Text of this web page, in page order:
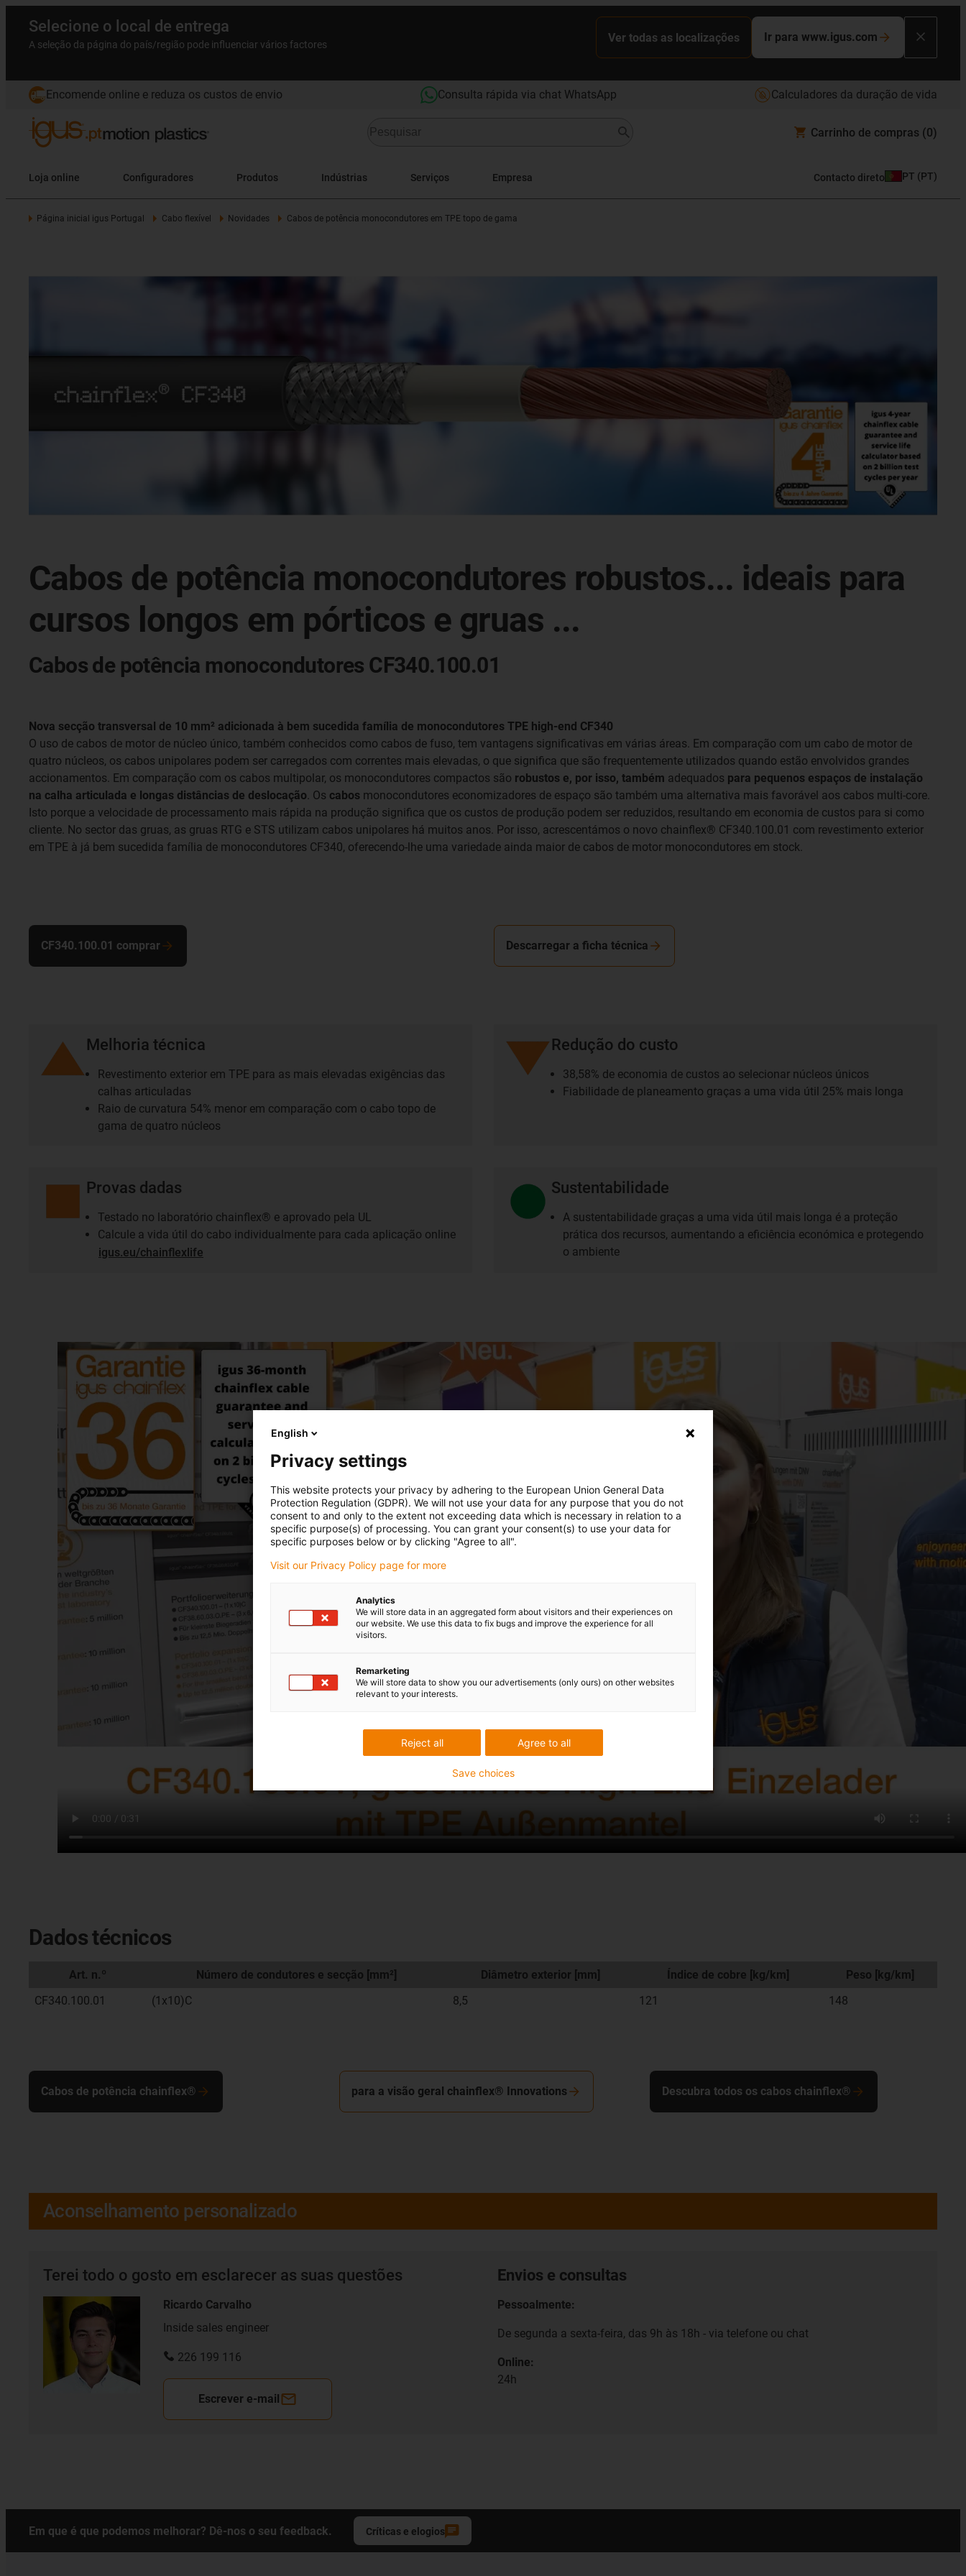
Selecione o local de entrega
A seleção da página do país/região pode influenciar vários factores
Ver todas as localizações Ir para www.igus.com
Encomende online e reduza os custos de envio Consulta rápida via chat WhatsApp Calculadores da duração de vida
Carrinho de compras (0)
Loja online Configuradores Produtos Indústrias Serviços Empresa Contacto direto PT (PT)
Página inicial igus Portugal Cabo flexível Novidades Cabos de potência monocondutores em TPE topo de gama
Cabos de potência monocondutores robustos... ideais para
cursos longos em pórticos e gruas ...
Cabos de potência monocondutores CF340.100.01
Nova secção transversal de 10 mm² adicionada à bem sucedida família de monocondutores TPE high-end CF340
O uso de cabos de motor de núcleo único, também conhecidos como cabos de fuso, tem vantagens significativas em várias áreas. Em comparação com um cabo de motor de
quatro núcleos, os cabos unipolares podem ser carregados com correntes mais elevadas, o que significa que são frequentemente utilizados quando estão envolvidos grandes
accionamentos. Em comparação com os cabos multipolar, os monocondutores compactos são robustos e, por isso, também adequados para pequenos espaços de instalação
na calha articulada e longas distâncias de deslocação . Os cabos monocondutores economizadores de espaço são também uma alternativa mais favorável aos cabos multi-core.
Isto porque a velocidade de processamento mais rápida na produção significa que os custos de produção podem ser reduzidos, resultando em economia de custos para si como
cliente. No sector das gruas, as gruas RTG e STS utilizam cabos unipolares há muitos anos. Por isso, acrescentámos o novo chainflex® CF340.100.01 com revestimento exterior
em TPE à já bem sucedida família de monocondutores CF340, oferecendo-lhe uma variedade ainda maior de cabos de motor monocondutores em stock.
CF340.100.01 comprar Descarregar a ficha técnica
Melhoria técnica
Revestimento exterior em TPE para as mais elevadas exigências das
calhas articuladas
Raio de curvatura 54% menor em comparação com o cabo topo de
gama de quatro núcleos
Redução do custo
38,58% de economia de custos ao selecionar núcleos únicos
Fiabilidade de planeamento graças a uma vida útil 25% mais longa
Provas dadas
Testado no laboratório chainflex® e aprovado pela UL
Calcule a vida útil do cabo individualmente para cada aplicação online
igus.eu/chainflexlife
Sustentabilidade
A sustentabilidade graças a uma vida útil mais longa é a proteção
prática dos recursos, aumentando a eficiência económica e protegendo
o ambiente
Dados técnicos
Art. n.º Número de condutores e secção [mm²] Diâmetro exterior [mm] Índice de cobre [kg/km]
Peso [kg/km]
CF340.100.01
(1x10)C 8,5 121 148
Cabos de potência chainflex® para a visão geral chainflex® Innovations Descubra todos os cabos chainflex®
Aconselhamento personalizado
Terei todo o gosto em esclarecer as suas questões
Ricardo Carvalho
Inside sales engineer
226 199 116
Escrever e-mail
Envios e consultas
Pessoalmente:
De segunda a sexta-feira, das 9h às 18h - via telefone ou chat
Online:
24h
Em que é que podemos melhorar? Dê-nos o seu feedback. Críticas e elogios
English
Privacy settings
This website protects your privacy by adhering to the European Union General Data
Protection Regulation (GDPR). We will not use your data for any purpose that you do not
consent to and only to the extent not exceeding data which is necessary in relation to a
specific purpose(s) of processing. You can grant your consent(s) to use your data for
specific purposes below or by clicking "Agree to all".
Visit our Privacy Policy page for more
Analytics
We will store data in an aggregated form about visitors and their experiences on
our website. We use this data to fix bugs and improve the experience for all
visitors.
Remarketing
We will store data to show you our advertisements (only ours) on other websites
relevant to your interests.
Agree to all
Reject all
Save choices